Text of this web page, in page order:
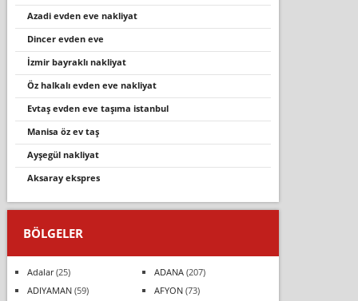
azadi evden eve nakliyat
dincer evden eve
i̇zmir bayraklı nakliyat
öz halkalı evden eve nakliyat
evtaş evden eve taşima i̇stanbul
mani̇sa öz ev taş
ayşegül nakli̇yat
aksaray ekspres
BÖLGELER
Adalar(25) ADANA(207)
ADIYAMAN(59) AFYON(73)